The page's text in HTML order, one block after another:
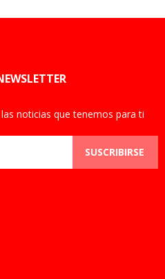
noticias que tenemos para ti
SUSCRIBIRSE